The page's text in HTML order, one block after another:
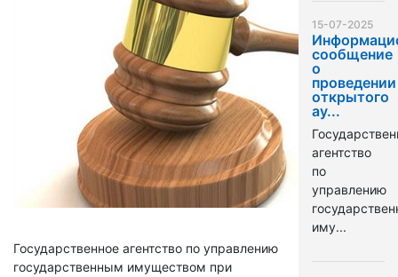
Государственное агентство по управлению
государственным имуществом при
15-07-2025
сообщение
о
проведении
открытого
ау...
агентство
по
управлению
иму...